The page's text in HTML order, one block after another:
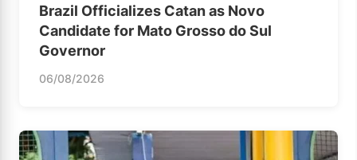
Brazil Officializes Catan as Novo
Candidate for Mato Grosso do Sul
Governor
06/08/2026